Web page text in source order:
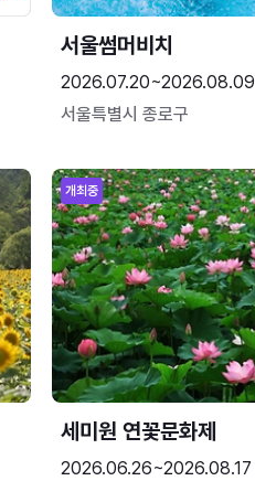
서울썸머비치
2026.07.20~2026.08.09
서울특별시 종로구
개최중
세미원 연꽃문화제
2026.06.26~2026.08.17